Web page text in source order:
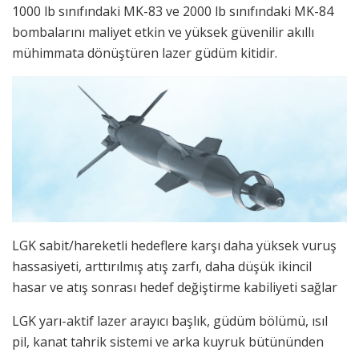
1000 lb sınıfındaki MK-83 ve 2000 lb sınıfındaki MK-84
bombalarını maliyet etkin ve yüksek güvenilir akıllı
mühimmata dönüştüren lazer güdüm kitidir.
LGK sabit/hareketli hedeflere karşı daha yüksek vuruş
hassasiyeti, arttırılmış atış zarfı, daha düşük ikincil
hasar ve atış sonrası hedef değiştirme kabiliyeti sağlar
LGK yarı-aktif lazer arayıcı başlık, güdüm bölümü, ısıl
pil, kanat tahrik sistemi ve arka kuyruk bütününden